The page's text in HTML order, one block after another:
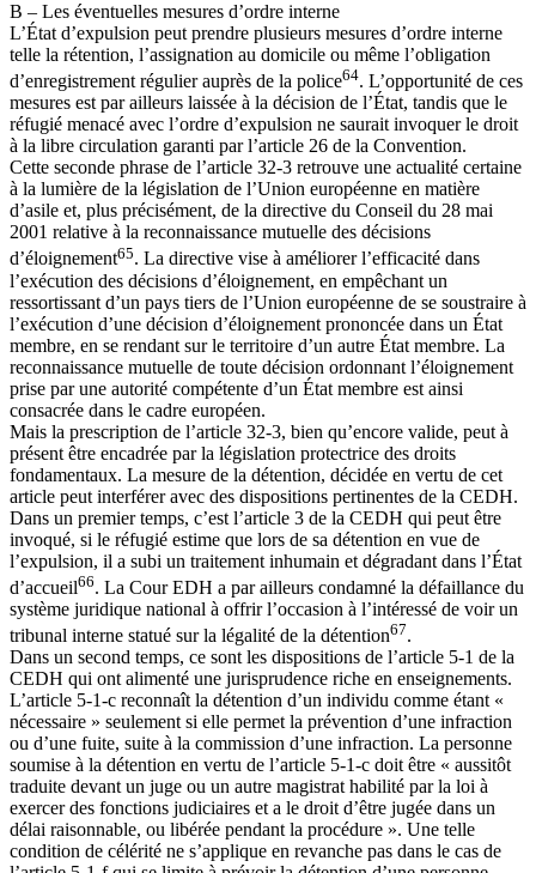
B – Les éventuelles mesures d’ordre interne
L’État d’expulsion peut prendre plusieurs mesures d’ordre interne
telle la rétention, l’assignation au domicile ou même l’obligation
d’enregistrement régulier auprès de la police64. L’opportunité de ces
mesures est par ailleurs laissée à la décision de l’État, tandis que le
réfugié menacé avec l’ordre d’expulsion ne saurait invoquer le droit
à la libre circulation garanti par l’article 26 de la Convention.
Cette seconde phrase de l’article 32-3 retrouve une actualité certaine
à la lumière de la législation de l’Union européenne en matière
d’asile et, plus précisément, de la directive du Conseil du 28 mai
2001 relative à la reconnaissance mutuelle des décisions
d’éloignement65. La directive vise à améliorer l’efficacité dans
l’exécution des décisions d’éloignement, en empêchant un
ressortissant d’un pays tiers de l’Union européenne de se soustraire à
l’exécution d’une décision d’éloignement prononcée dans un État
membre, en se rendant sur le territoire d’un autre État membre. La
reconnaissance mutuelle de toute décision ordonnant l’éloignement
prise par une autorité compétente d’un État membre est ainsi
consacrée dans le cadre européen.
Mais la prescription de l’article 32-3, bien qu’encore valide, peut à
présent être encadrée par la législation protectrice des droits
fondamentaux. La mesure de la détention, décidée en vertu de cet
article peut interférer avec des dispositions pertinentes de la CEDH.
Dans un premier temps, c’est l’article 3 de la CEDH qui peut être
invoqué, si le réfugié estime que lors de sa détention en vue de
l’expulsion, il a subi un traitement inhumain et dégradant dans l’État
d’accueil66. La Cour EDH a par ailleurs condamné la défaillance du
système juridique national à offrir l’occasion à l’intéressé de voir un
tribunal interne statué sur la légalité de la détention67.
Dans un second temps, ce sont les dispositions de l’article 5-1 de la
CEDH qui ont alimenté une jurisprudence riche en enseignements.
L’article 5-1-c reconnaît la détention d’un individu comme étant «
nécessaire » seulement si elle permet la prévention d’une infraction
ou d’une fuite, suite à la commission d’une infraction. La personne
soumise à la détention en vertu de l’article 5-1-c doit être « aussitôt
traduite devant un juge ou un autre magistrat habilité par la loi à
exercer des fonctions judiciaires et a le droit d’être jugée dans un
délai raisonnable, ou libérée pendant la procédure ». Une telle
condition de célérité ne s’applique en revanche pas dans le cas de